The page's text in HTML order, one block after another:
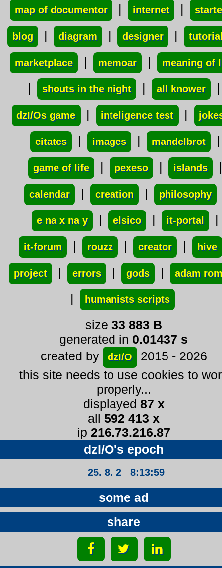
map of documentor | internet |
blog | diagram | designer |
marketplace | memoar | meaning of
| shouts in the night | all knower |
dzI/Os game | inteligence test |
citates | images | mandelbrot |
game of life | pexeso | islands |
calendar | creation | philosophy
e na x na y | elsico | it-portal |
it-forum | rouzz | creator | hive
project | errors | gods | adam
| humanists scripts
size33 883 B
generated in 0.01437 s
created by
dzI/O
2015 - 2026
this site needs to use cookies to
properly...
displayed 87 x
all 592 413 x
ip 216.73.216.87
dzI/O's epoch
25. 8. 2 8:14:00
some ad
share